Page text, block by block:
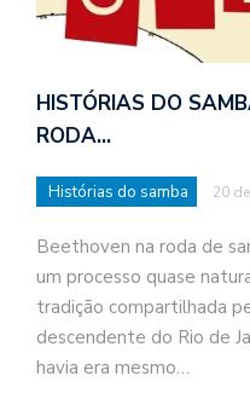
HISTÓRIAS DO
RODA…
Histórias do samba 20
Beethoven na roda de
um processo quase
tradição compartilhada
descendente do Rio de
havia era mesmo…